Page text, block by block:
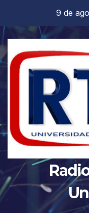
contenido
9 de